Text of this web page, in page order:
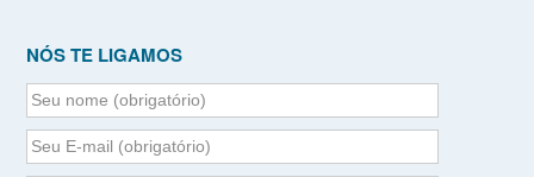
NÓS TE LIGAMOS